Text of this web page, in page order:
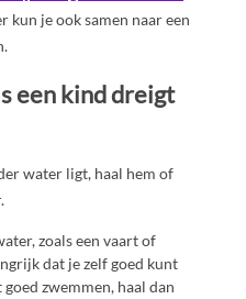
kun je ook samen naar een
een kind dreigt
water ligt, haal hem of
zoals een vaart of
dat je zelf goed kunt
zwemmen, haal dan